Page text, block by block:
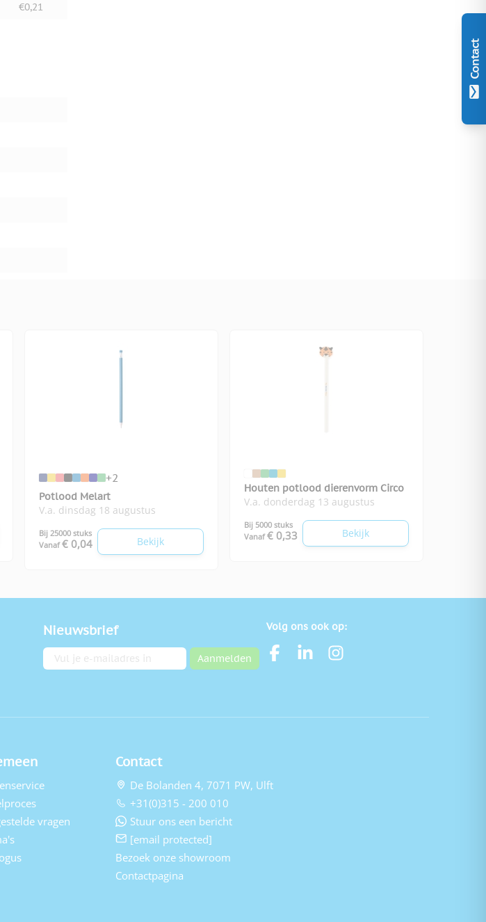
Contact
€0,21
+2
Potlood Melart
V.a. dinsdag 18 augustus
Bij 25000 stuks
Vanaf € 0,04 Bekijk
Houten potlood dierenvorm Circo
V.a. donderdag 13 augustus
Bij 5000 stuks
Vanaf € 0,33 Bekijk
Nieuwsbrief
E-mailadres Aanmelden
Volg ons ook op:
vragen
Contact
De Bolanden 4, 7071 PW, Ulft
+31(0)315 - 200 010
Stuur ons een bericht
[email protected]
Bezoek onze showroom
Contactpagina